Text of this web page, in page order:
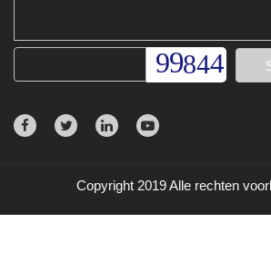
Copyright 2019 Alle rechten